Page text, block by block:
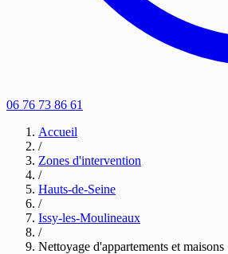
06 76 73 86 61
Accueil
/
Zones d'intervention
/
Hauts-de-Seine
/
Issy-les-Moulineaux
/
Nettoyage d'appartements et maisons